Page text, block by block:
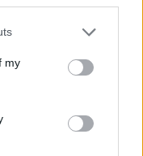
que algún
el derecho de
se aplicarán
en este sitio web o
my